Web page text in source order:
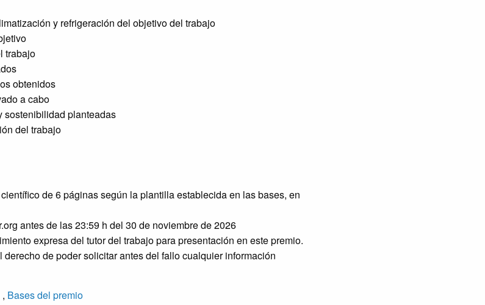
y refrigeración del objetivo del trabajo
trabajo
obtenidos
a cabo
sostenibilidad planteadas
del trabajo
de 6 páginas según la plantilla establecida en las bases, en
antes de las 23:59 h del 30 de noviembre de 2026
expresa del tutor del trabajo para presentación en este premio.
de poder solicitar antes del fallo cualquier información
, Bases del premio